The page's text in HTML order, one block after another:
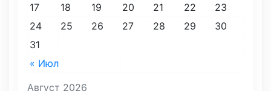
Август 2026
« Июл
17
18 19 20 21 22
23
24
25 26 27 28 29
30
31